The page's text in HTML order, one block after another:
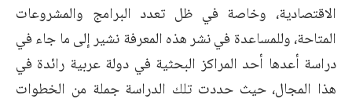
الاقتصادية، وخاصة في ظل تعدد البرامج والمشروعات
المتاحة، وللمساعدة في نشر هذه المعرفة نشير إلى ما جاء في
دراسة أعدها أحد المراكز البحثية في دولة عربية رائدة في
هذا المجال، حيث حددت تلك الدراسة جملة من الخطوات